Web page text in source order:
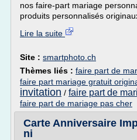
nos faire-part mariage
produits personnalisés
Lire la suite
Site : smartphoto.ch
Thèmes liés : faire part de
faire part mariage gratuit
invitation / faire part de
faire part de mariage pas cher
Carte Anniversaire
ni